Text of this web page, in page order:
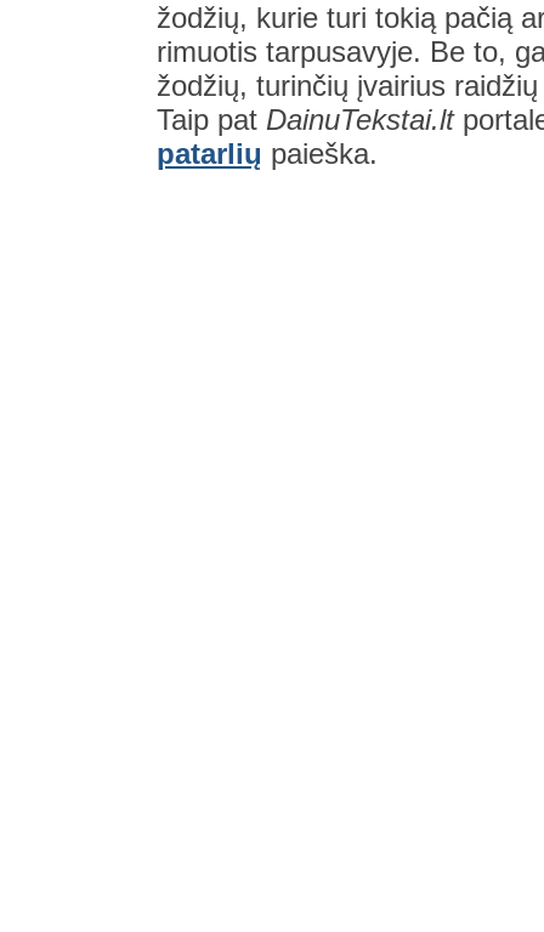
žodžių, kurie turi tokią pačią
rimuotis tarpusavyje. Be to,
žodžių, turinčių įvairius
Taip pat DainuTekstai.lt
patarlių paieška.